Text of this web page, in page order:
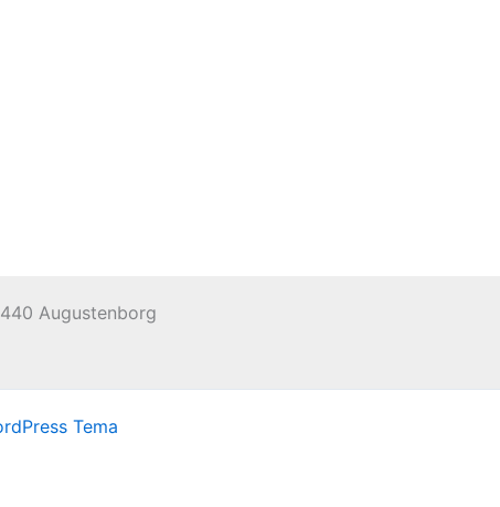
Augustenborg
Tema